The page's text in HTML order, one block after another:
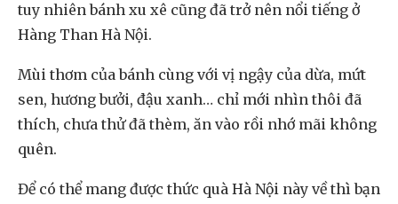
tuy nhiên bánh xu xê cũng đã trở nên nổi tiếng ở
Hàng Than Hà Nội.
Mùi thơm của bánh cùng với vị ngậy của dừa, mứt
sen, hương bưởi, đậu xanh… chỉ mới nhìn thôi đã
thích, chưa thử đã thèm, ăn vào rồi nhớ mãi không
quên.
Để có thể mang được thức quà Hà Nội này về thì bạn